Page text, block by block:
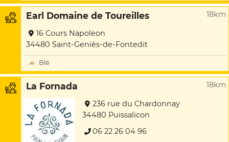
Earl Domaine de Toureilles 18km
16 Cours Napoleon
34480 Saint-Geniès-de-Fontedit
Blé
La Fornada 18km
236 rue du Chardonnay
34480 Puissalicon
06 22 26 04 96